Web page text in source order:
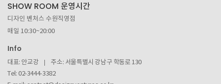
SHOW ROOM 운영시간
디자인 벤처스 수원직영점
매일 10:30~20:00
Info
대표: 안교강
주소: 서울특별시 강남구 학동로 130
Tel: 02-3444-3382